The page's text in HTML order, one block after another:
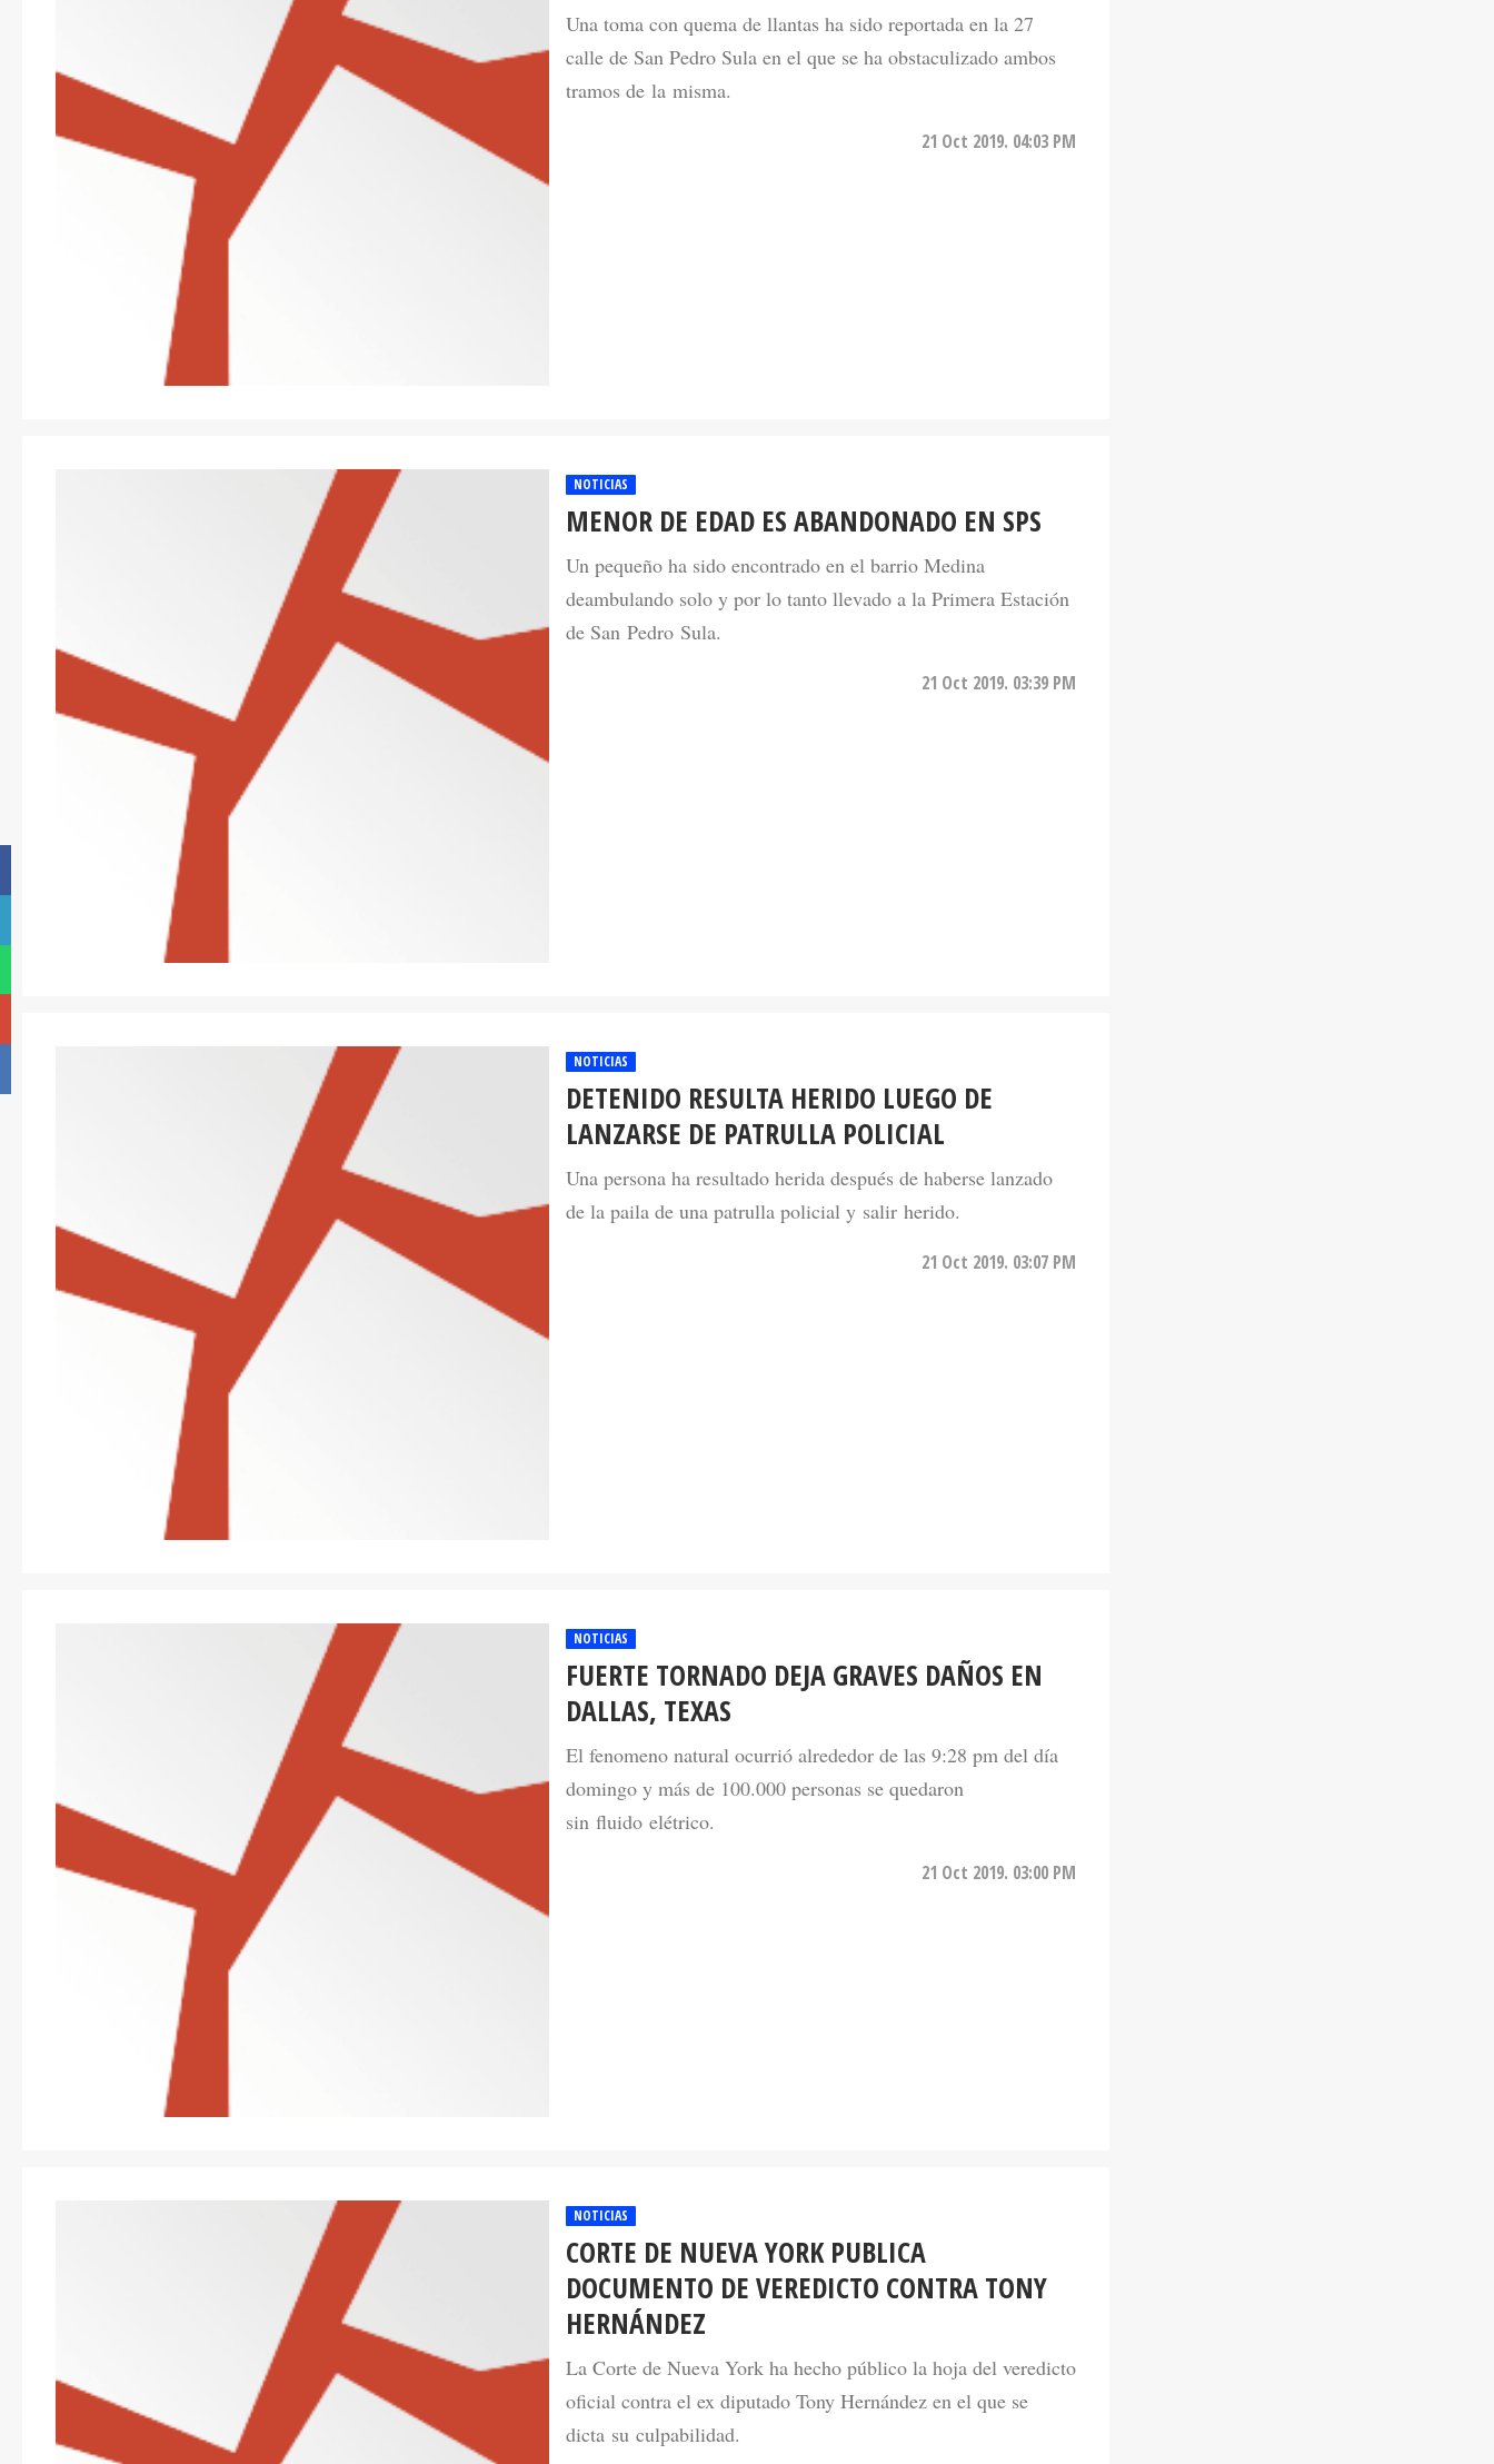
Una toma con quema de llantas ha sido reportada en la 27
calle de San Pedro Sula en el que se ha obstaculizado ambos
tramos de la misma.
21 Oct 2019. 04:03 PM
NOTICIAS
MENOR DE EDAD ES ABANDONADO EN SPS
Un pequeño ha sido encontrado en el barrio Medina
deambulando solo y por lo tanto llevado a la Primera Estación
de San Pedro Sula.
21 Oct 2019. 03:39 PM
NOTICIAS
DETENIDO RESULTA HERIDO LUEGO DE
LANZARSE DE PATRULLA POLICIAL
Una persona ha resultado herida después de haberse lanzado
de la paila de una patrulla policial y salir herido.
21 Oct 2019. 03:07 PM
NOTICIAS
FUERTE TORNADO DEJA GRAVES DAÑOS EN
DALLAS, TEXAS
El fenomeno natural ocurrió alrededor de las 9:28 pm del día
domingo y más de 100.000 personas se quedaron
sin fluido elétrico.
21 Oct 2019. 03:00 PM
NOTICIAS
CORTE DE NUEVA YORK PUBLICA
DOCUMENTO DE VEREDICTO CONTRA TONY
HERNÁNDEZ
La Corte de Nueva York ha hecho público la hoja del veredicto
oficial contra el ex diputado Tony Hernández en el que se
dicta su culpabilidad.